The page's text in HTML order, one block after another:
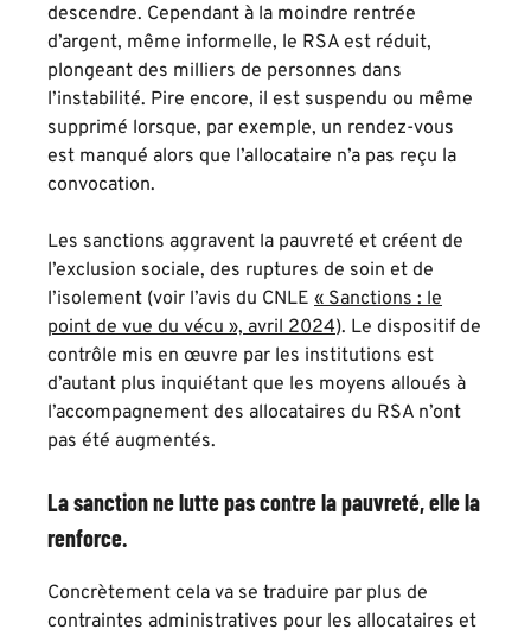
descendre. Cependant à la moindre rentrée
d’argent, même informelle, le RSA est réduit,
plongeant des milliers de personnes dans
l’instabilité. Pire encore, il est suspendu ou même
supprimé lorsque, par exemple, un rendez-vous
est manqué alors que l’allocataire n’a pas reçu la
convocation.
Les sanctions aggravent la pauvreté et créent de
l’exclusion sociale, des ruptures de soin et de
l’isolement (voir l’avis du CNLE « Sanctions : le
point de vue du vécu », avril 2024). Le dispositif de
contrôle mis en œuvre par les institutions est
d’autant plus inquiétant que les moyens alloués à
l’accompagnement des allocataires du RSA n’ont
pas été augmentés.
La sanction ne lutte pas contre la pauvreté, elle la
renforce.
Concrètement cela va se traduire par plus de
contraintes administratives pour les allocataires et